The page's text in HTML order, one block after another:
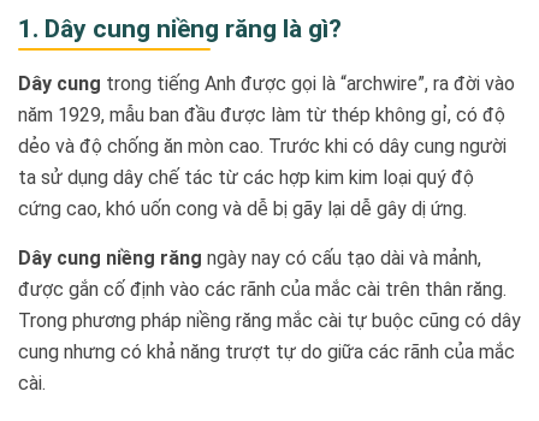
1. Dây cung niềng răng là gì?
Dây cung trong tiếng Anh được gọi là “archwire”, ra đời vào
năm 1929, mẫu ban đầu được làm từ thép không gỉ, có độ
dẻo và độ chống ăn mòn cao. Trước khi có dây cung người
ta sử dụng dây chế tác từ các hợp kim kim loại quý độ
cứng cao, khó uốn cong và dễ bị gãy lại dễ gây dị ứng.
Dây cung niềng răng ngày nay có cấu tạo dài và mảnh,
được gắn cố định vào các rãnh của mắc cài trên thân răng.
Trong phương pháp niềng răng mắc cài tự buộc cũng có dây
cung nhưng có khả năng trượt tự do giữa các rãnh của mắc
cài.